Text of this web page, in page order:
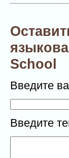
School
Введите
Введите